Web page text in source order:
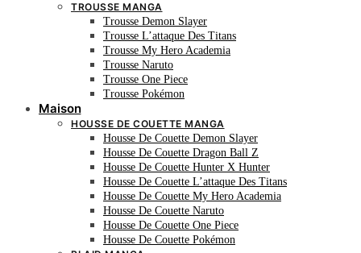
TROUSSE MANGA
Trousse Demon Slayer
Trousse L’attaque Des Titans
Trousse My Hero Academia
Trousse Naruto
Trousse One Piece
Trousse Pokémon
Maison
HOUSSE DE COUETTE MANGA
Housse De Couette Demon Slayer
Housse De Couette Dragon Ball Z
Housse De Couette Hunter X Hunter
Housse De Couette L’attaque Des Titans
Housse De Couette My Hero Academia
Housse De Couette Naruto
Housse De Couette One Piece
Housse De Couette Pokémon